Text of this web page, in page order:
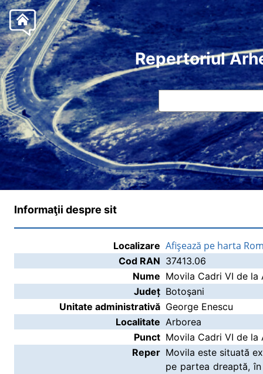
Repertoriul
Informaţii despre sit
Localizare Afişează pe harta
Cod RAN 37413.06
Nume Movila Cadri VI de la
Județ Botoşani
Unitate administrativă George Enescu
Localitate Arborea
Punct Movila Cadri VI de la
Reper Movila este situată
pe partea dreaptă,